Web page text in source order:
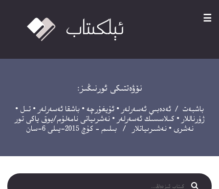
☰
نۆۋەتتىكى ئورنىڭىز:
باشبەت / ئەدەبىي ئەسەرلەر • ئۇيغۇرچە • باشقا ئەسەرلەر • تىل •
ژۇرناللار • كىلاسسىك ئەسەرلەر •نەشرىياتى نامەلۇم/يوق ياكى تور
نەشرى •نەشىرىياتلار / بىلىم – كۇچ 2015-يىلى 6-سان